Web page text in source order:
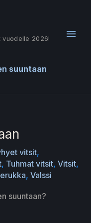
2026!
suuntaan
vitsit,
, Tuhmat vitsit, Vitsit,
, Valssi
suuntaan?